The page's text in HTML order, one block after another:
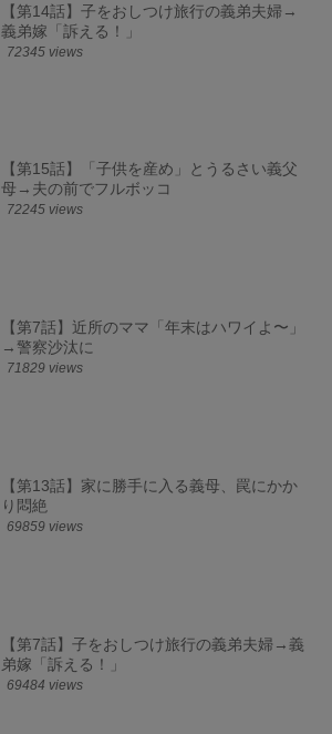
【第14話】子をおしつけ旅行の義弟夫婦→
義弟嫁「訴える！」
72345 views
【第15話】「子供を産め」とうるさい義父
母→夫の前でフルボッコ
72245 views
【第7話】近所のママ「年末はハワイよ〜」
→警察沙汰に
71829 views
【第13話】家に勝手に入る義母、罠にかか
り悶絶
69859 views
【第7話】子をおしつけ旅行の義弟夫婦→義
弟嫁「訴える！」
69484 views